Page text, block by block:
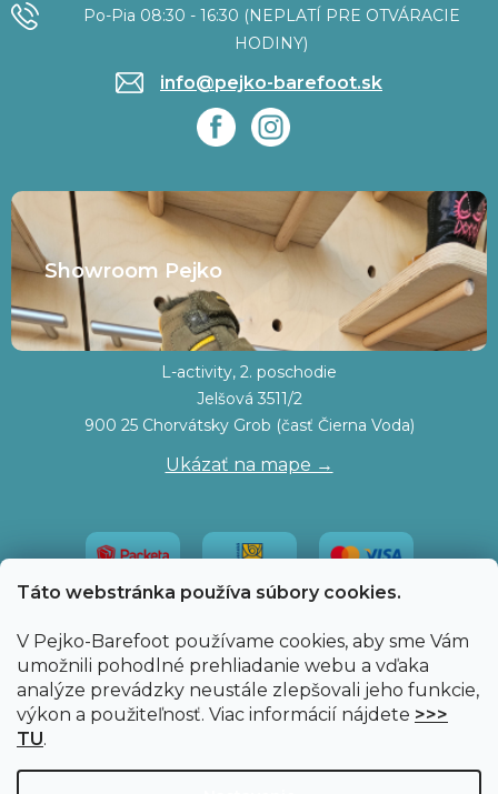
Táto webstránka používa súbory cookies.
V Pejko-Barefoot používame cookies, aby sme Vám
umožnili pohodlné prehliadanie webu a vďaka
analýze prevádzky neustále zlepšovali jeho funkcie,
výkon a použiteľnosť. Viac informácií nájdete >>>
TU.
Po-Pia 08:30 - 16:30 (NEPLATÍ PRE OTVÁRACIE
HODINY)
info@pejko-barefoot.sk
Showroom Pejko
L-activity, 2. poschodie
Jelšová 3511/2
900 25 Chorvátsky Grob (časť Čierna Voda)
Ukázať na mape →